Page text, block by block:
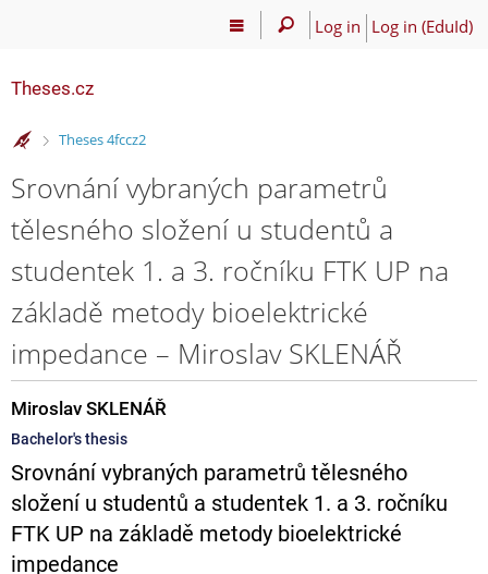
Log in Log in (EduId)
Theses.cz
>
Theses 4fccz2
Srovnání vybraných parametrů
tělesného složení u studentů a
studentek 1. a 3. ročníku FTK UP na
základě metody bioelektrické
impedance – Miroslav SKLENÁŘ
Miroslav SKLENÁŘ
Bachelor's thesis
Srovnání vybraných parametrů tělesného
složení u studentů a studentek 1. a 3. ročníku
FTK UP na základě metody bioelektrické
impedance